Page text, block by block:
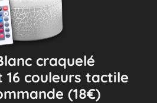
craquelé
couleurs tactile
(18€)